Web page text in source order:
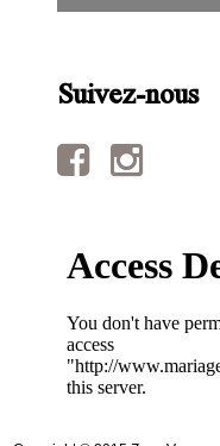
Suivez-nous